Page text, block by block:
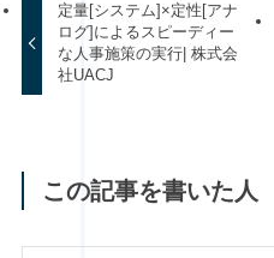
定量[システム]×定性[アナ
ログ]によるスピーディー
な人事施策の実行| 株式会
社UACJ
この記事を書いた人